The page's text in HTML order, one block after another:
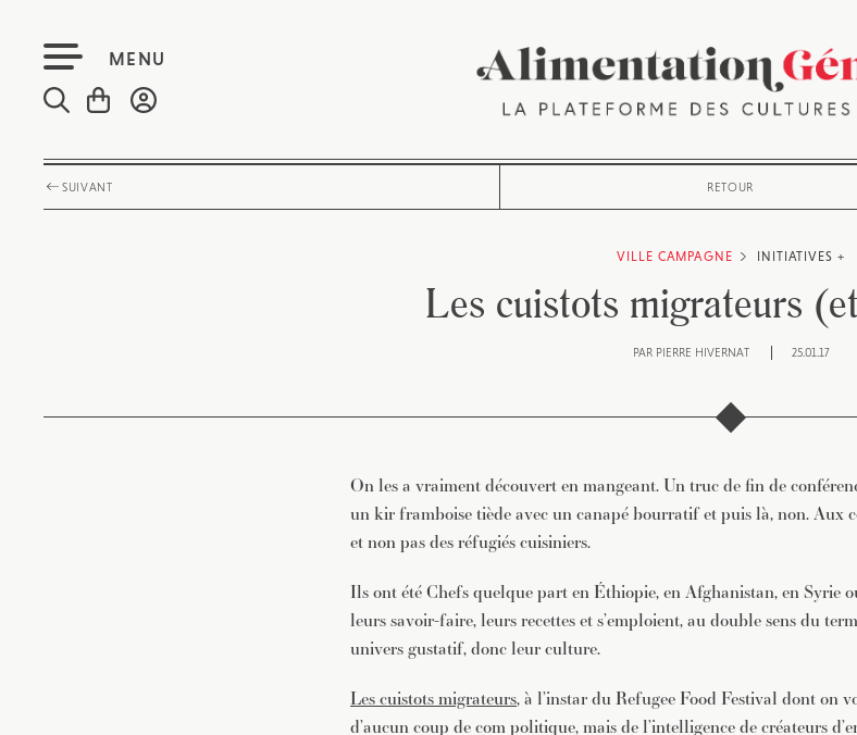
MENU
SUIVANT RETOUR
VILLE CAMPAGNE INITIATIVES +
Les cuistots migrateurs
PAR PIERRE HIVERNAT 25.01.17
On les a vraiment découvert en mangeant. Un truc de fin de
un kir framboise tiède avec un canapé bourratif et puis là, non. Aux
et non pas des réfugiés cuisiniers.
Ils ont été Chefs quelque part en Éthiopie, en Afghanistan, en Syrie
leurs savoir-faire, leurs recettes et s’emploient, au double sens du
univers gustatif, donc leur culture.
Les cuistots migrateurs, à l’instar du Refugee Food Festival dont on
d’aucun coup de com politique, mais de l’intelligence de créateurs